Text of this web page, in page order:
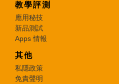
教學評測
應用秘技
新品測試
Apps 情報
其他
私隱政策
免責聲明